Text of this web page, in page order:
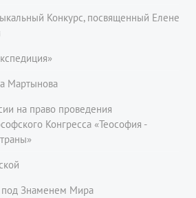
Конкурс, посвященный Елене
Мартынова
на право проведения
Конгресса «Теософия -
под Знаменем Мира